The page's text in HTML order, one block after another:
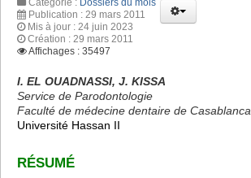
Publication : 29 mars 2011
Mis à jour : 24 juin 2023
Création : 29 mars 2011
Affichages : 35497
I. EL OUADNASSI, J. KISSA
Service de Parodontologie
Faculté de médecine dentaire de Casablanca
Université Hassan II
RÉSUMÉ